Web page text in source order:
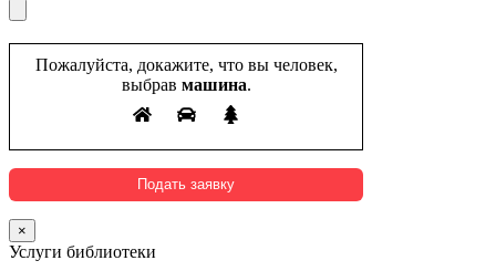
Пожалуйста, докажите, что вы человек,
выбрав машина.
×
Услуги библиотеки